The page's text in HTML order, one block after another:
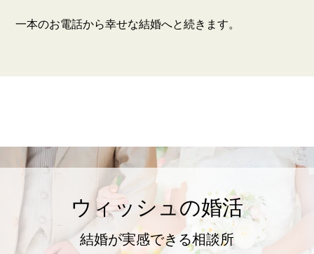
親御様から始める婚活 プラチナ倶楽部
一本のお電話から幸せな結婚へと続きます。
ウィッシュの婚活
結婚が実感できる相談所